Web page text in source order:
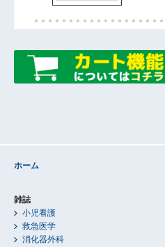
ホーム
雑誌
小児看護
救急医学
消化器外科